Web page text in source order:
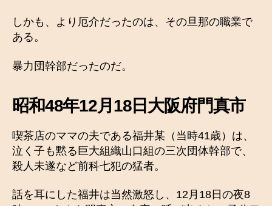
しかも、より厄介だったのは、その旦那の職業で
ある。
暴力団幹部だったのだ。
昭和48年12月18日大阪府門真市
喫茶店のママの夫である福井某（当時41歳）は、
泣く子も黙る巨大組織山口組の三次団体幹部で、
殺人未遂など前科七犯の猛者。
話を耳にした福井は当然激怒し、12月18日の夜8